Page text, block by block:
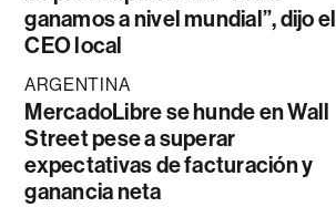
ganamos a nivel mundial”, dijo el
CEO local
ARGENTINA
MercadoLibre se hunde en Wall
Street pese a superar
expectativas de facturación y
ganancia neta